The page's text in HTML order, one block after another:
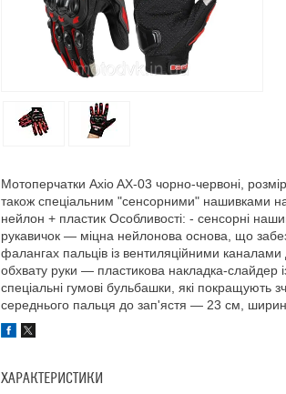
Мотоперчатки Axio AX-03 чорно-червоні,
також спеціальним "сенсорними" нашивками
нейлон + пластик Особливості: - сенсорні
рукавичок — міцна нейлонова основа, що
фалангах пальців із вентиляційними
обхвату руки — пластикова накладка-слайдер
спеціальні гумові бульбашки, які
середнього пальця до зап'ястя — 23 см,
ХАРАКТЕРИСТИКИ